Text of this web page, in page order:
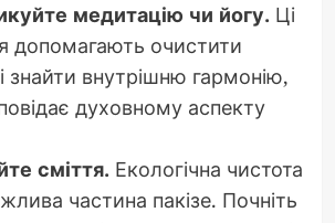
медитацію чи йогу. Ці
допомагають очистити
знайти внутрішню гармонію,
духовному аспекту
сміття. Екологічна чистота
частина пакізе. Почніть